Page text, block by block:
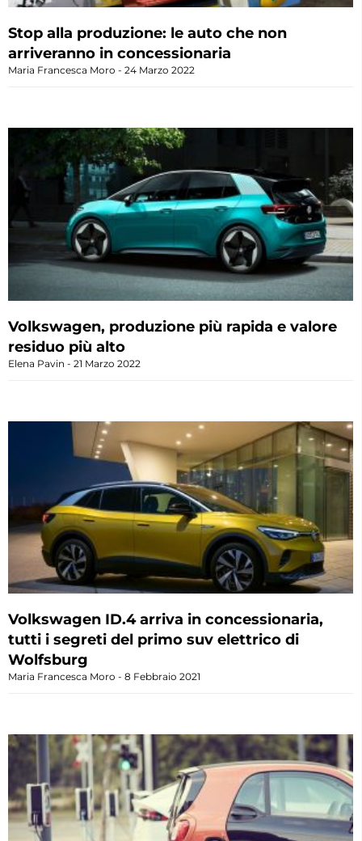
Stop alla produzione: le auto che non
arriveranno in concessionaria
Maria Francesca Moro 24 Marzo 2022
Volkswagen, produzione più rapida e valore
residuo più alto
Elena Pavin 21 Marzo 2022
Volkswagen ID.4 arriva in concessionaria,
tutti i segreti del primo suv elettrico di
Wolfsburg
Maria Francesca Moro 8 Febbraio 2021